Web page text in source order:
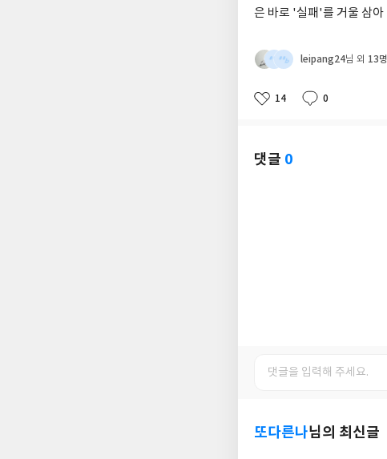
은 바로 '실패'를 거울 삼
leipang24님 외 13
좋
14
댓
0
작
댓글 0
또다른나님의 최신글